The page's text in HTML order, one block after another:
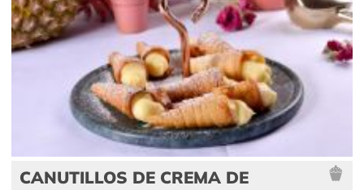
CANUTILLOS DE CREMA DE